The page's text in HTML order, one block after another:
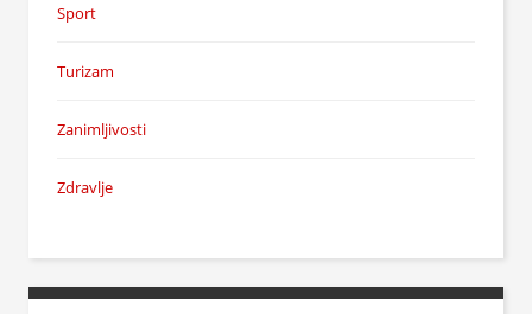
Sport
Turizam
Zanimljivosti
Zdravlje